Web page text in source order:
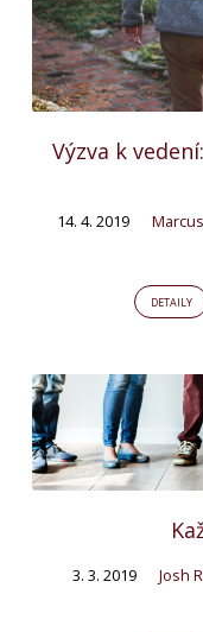
Výzva k
14. 4. 2019
DETAILY
3. 3. 2019 Josh